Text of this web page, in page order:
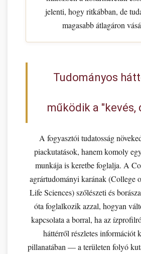
jelenti, hogy ritkábban, de
magasabb átlagáron
Tudományos
működik a "kevés,
A fogyasztói tudatosság
piackutatások, hanem komoly
munkája is keretbe foglalja. A
agrártudományi karának (College
Life Sciences) szőlészeti és
óta foglalkozik azzal, hogyan
kapcsolata a borral, ha az
háttérről részletes információt
pillanatában — a területen folyó